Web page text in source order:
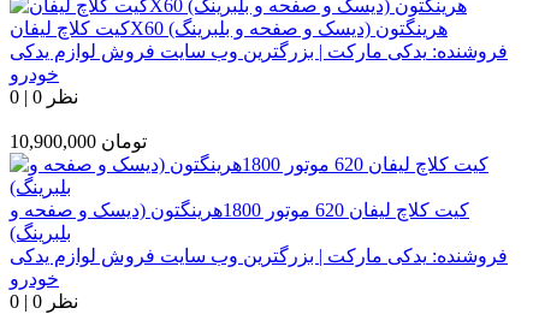
کیت کلاچ لیفانX60 هرینگتون (دیسک و صفحه و بلبرینگ)
فروشنده: یدکی مارکت | بزرگترین وب سایت فروش لوازم یدکی
خودرو
0 | 0 نظر
10,900,000 تومان
کیت کلاچ لیفان 620 موتور 1800هرینگتون (دیسک و صفحه و
بلبرینگ)
فروشنده: یدکی مارکت | بزرگترین وب سایت فروش لوازم یدکی
خودرو
0 | 0 نظر